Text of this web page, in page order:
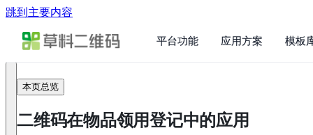
跳到主要内容
平台功能 应用方案 模板
本页总览
二维码在物品领用登记中的应用